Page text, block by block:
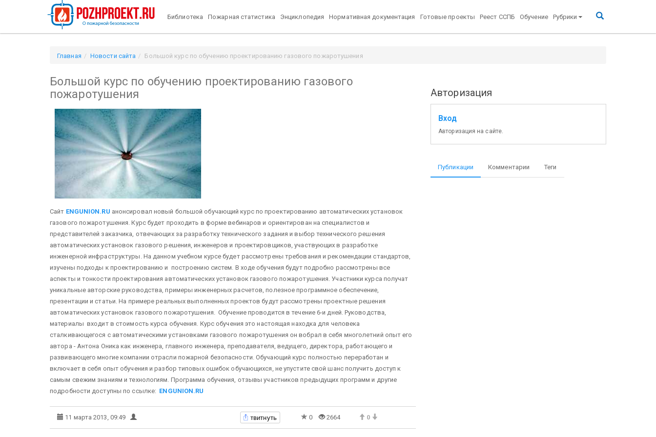
Библиотека Пожарная статистика Энциклопедия Нормативная документация Готовые проекты Реест ССПБ Обучение Рубрики
Главная Новости сайта Большой курс по обучению проектированию газового пожаротушения
Большой курс по обучению проектированию газового
пожаротушения
Сайт ENGUNION.RU анонсировал новый большой обучающий курс по проектированию автоматических установок
газового пожаротушения. Курс будет проходить в форме вебинаров и ориентирован на специалистов и
представителей заказчика, отвечающих за разработку технического задания и выбор технического решения
автоматических установок газового решения, инженеров и проектировщиков, участвующих в разработке
инженерной инфраструктуры. На данном учебном курсе будет рассмотрены требования и рекомендации стандартов,
изучены подходы к проектированию и построению систем. В ходе обучения будут подробно рассмотрены все
аспекты и тонкости проектирования автоматических установок газового пожаротушения. Участники курса получат
уникальные авторские руководства, примеры инженерных расчетов, полезное программное обеспечение,
презентации и статьи. На примере реальных выполненных проектов будут рассмотрены проектные решения
автоматических установок газового пожаротушения. Обучение проводится в течение 6-и дней. Руководства,
материалы входит в стоимость курса обучения. Курс обучения это настоящая находка для человека
сталкивающегося с автоматическими установками газового пожаротушения он вобрал в себя многолетний опыт его
автора - Антона Оника как инженера, главного инженера, преподавателя, ведущего, директора, работающего и
развивающего многие компании отрасли пожарной безопасности. Обучающий курс полностью переработан и
включает в себя опыт обучения и разбор типовых ошибок обучающихся, не упустите свой шанс получить доступ к
самым свежим знаниям и технологиям. Программа обучения, отзывы участников предыдущих программ и другие
подробности доступны по ссылке: ENGUNION.RU
11 марта 2013, 09:49 твитнуть 0 2664 0
Авторизация
Вход
Авторизация на сайте.
Публикации Комментарии Теги